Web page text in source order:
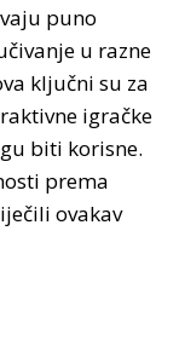
puno
u razne
ključni su za
igračke
biti korisne.
prema
ovakav